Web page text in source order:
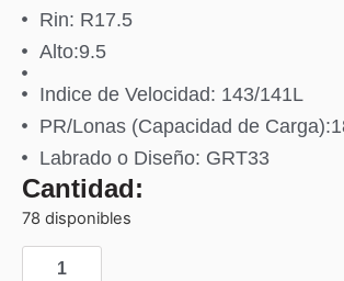
Rin: R17.5
Alto:9.5
Indice de Velocidad: 143/141L
PR/Lonas (Capacidad de
Labrado o Diseño: GRT33
Cantidad:
78 disponibles